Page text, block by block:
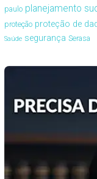
paulo planejamento
proteção proteção de
Saúde segurança Serasa